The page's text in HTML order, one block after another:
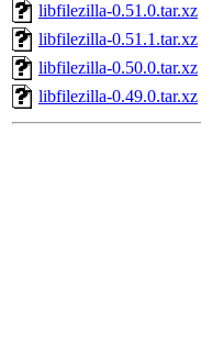
libfilezilla-0.51.0.tar.xz
libfilezilla-0.51.1.tar.xz
libfilezilla-0.50.0.tar.xz
libfilezilla-0.49.0.tar.xz